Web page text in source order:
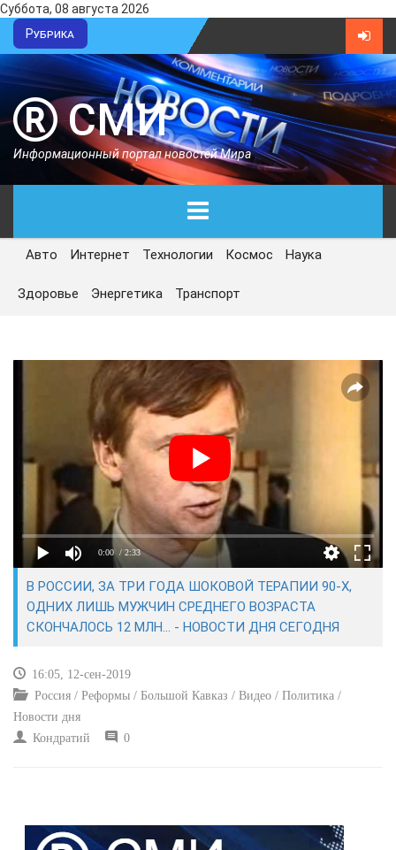
Суббота, 08 августа 2026
Рубрика
СМИ
Информационный портал новостей Мира
ГЛАВНАЯ
СЕГОДНЯ
ЭКОНОМИКА
КУЛЬТУРА
СПОРТ
ВОЕННЫЕ ДЕЙСТВИЯ
ПРОИСШЕСТВИЯ
Авто Интернет Технологии Космос Наука
Здоровье Энергетика Транспорт
0:00 / 2:33
В РОССИИ, ЗА ТРИ ГОДА ШОКОВОЙ ТЕРАПИИ 90-Х,
ОДНИХ ЛИШЬ МУЖЧИН СРЕДНЕГО ВОЗРАСТА
СКОНЧАЛОСЬ 12 МЛН… - НОВОСТИ ДНЯ СЕГОДНЯ
16:05, 12-сен-2019
Россия / Реформы / Большой Кавказ / Видео / Политика /
Новости дня
Кондратий
0